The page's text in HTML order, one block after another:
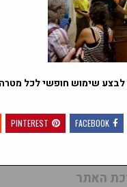
לבצע שימוש חופשי לכל
FACEBOOK
PINTEREST
האתר